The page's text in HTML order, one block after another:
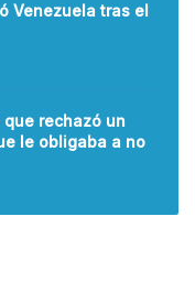
Venezuela tras el
que rechazó un
le obligaba a no